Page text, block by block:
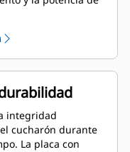
flujo de material
El espacio libre
asegura que la
cucharón no se
reduce los costos
combustible
máximo durante
integridad
cucharón durante
La placa con